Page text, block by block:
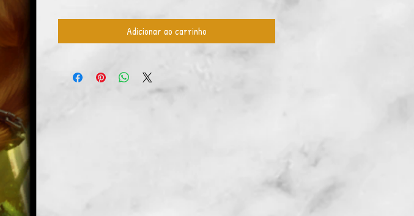
Adicionar ao carrinho